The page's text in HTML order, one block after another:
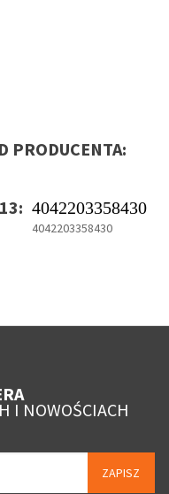
PRODUCENTA:
4042203358430
4042203358430
I NOWOŚCIACH
ZAPISZ